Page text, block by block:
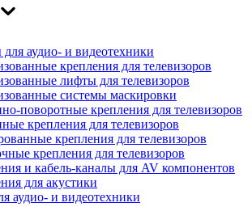
аудио- и видеотехники
крепления для телевизоров
лифты для телевизоров
системы маскировки
поворотные крепления для телевизоров
крепления для телевизоров
крепления для телевизоров
крепления для телевизоров
и кабель-каналы для AV компонентов
для акустики
аудио- и видеотехники